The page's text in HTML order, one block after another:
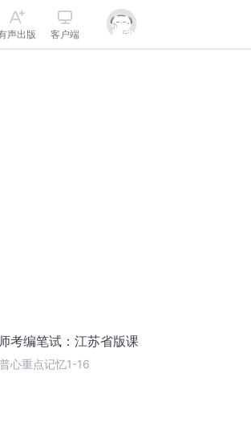
声出版 客户端
考编笔试：江苏省版课
普心重点记忆1-16